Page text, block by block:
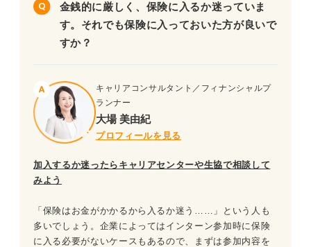
金銭的に厳しく、保険に入るか迷っていま
す。それでも保険に入っておいた方が良いで
すか？
キャリアコンサルタント／フィナンシャルプ
ランナー
大場 美由紀
プロフィールを見る
加入するか迷ったらキャリアセンターや生協で相談して
みよう
「保険はお金がかかるから入るか迷う……」という人も
多いでしょう。企業によってはインターン参加時に保険
に入る必要がないケースもあるので、まずは参加内容を